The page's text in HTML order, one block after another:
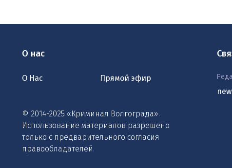
О нас
О Нас Прямой эфир
© 2014-2025 «Криминал Волгограда».
Использование материалов разрешено
только с предварительного согласия
правообладателей.